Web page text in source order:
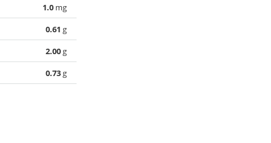
1.0 mg
0.61 g
2.00g
0.73g